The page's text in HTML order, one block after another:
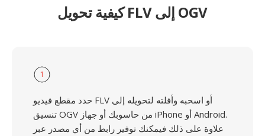
كيفية تحويل FLV إلى OGV
1
حدد مقطع فيديو FLV أو اسحبه وأفلته لتحويله إلى
تنسيق OGV من حاسوبك أو جهاز iPhone أو Android.
علاوة على ذلك فيمكنك توفير رابط من أي مصدر عبر